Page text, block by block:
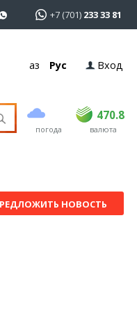
+7 (701) 233 33 81
Қаз Рус Вход
погода
470.8
USD 468.5 470.8
EUR валюта
НОВОСТЬ